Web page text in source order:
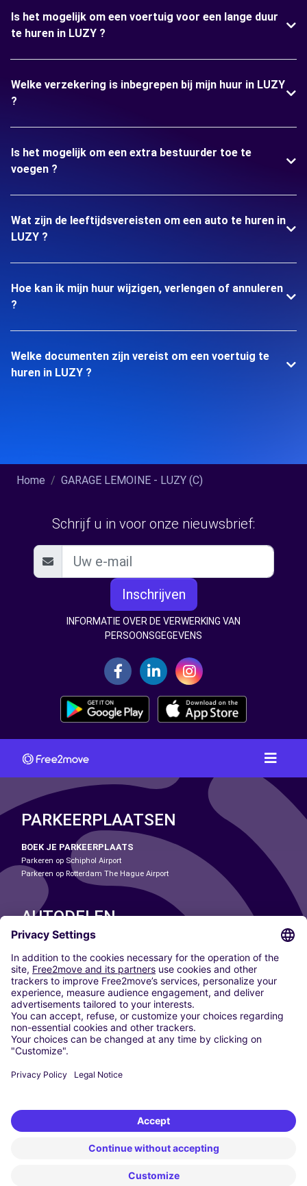
Is het mogelijk om een voertuig voor een lange duur
te huren in LUZY ?
Welke verzekering is inbegrepen bij mijn huur in LUZY
?
Is het mogelijk om een extra bestuurder toe te
voegen ?
Wat zijn de leeftijdsvereisten om een auto te huren in
LUZY ?
Hoe kan ik mijn huur wijzigen, verlengen of annuleren
?
Welke documenten zijn vereist om een voertuig te
huren in LUZY ?
Home GARAGE LEMOINE - LUZY (C)
Schrijf u in voor onze nieuwsbrief:
Inschrijven
INFORMATIE OVER DE VERWERKING VAN
PERSOONSGEGEVENS
PARKEERPLAATSEN
BOEK JE PARKEERPLAATS
Parkeren op Schiphol Airport
Parkeren op Rotterdam The Hague Airport
AUTODELEN
ONZE STEDEN
Paris
Madrid
Washington DC
Milaan
Rome
Turijn
Wenen
Berlijn
Düsseldorf